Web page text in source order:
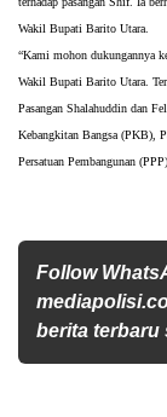
Wakil Bupati Barito Utara.
“Kami mohon dukungannya
Wakil Bupati Barito Utara.
Pasangan Shalahuddin dan
Kebangkitan Bangsa (PKB),
Persatuan Pembangunan
Follow
berita terbaru